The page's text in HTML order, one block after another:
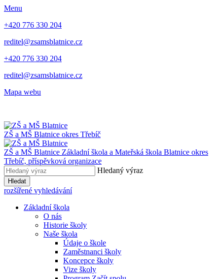
Menu
+420 776 330 204
reditel@zsamsblatnice.cz
+420 776 330 204
reditel@zsamsblatnice.cz
Mapa webu
ZŠ a MŠ Blatnice okres Třebíč
ZŠ a MŠ Blatnice Základní škola a Mateřská škola Blatnice okres
Třebíč, příspěvková organizace
Hledaný výraz
Hledat
rozšířené vyhledávání
Základní škola
O nás
Historie školy
Naše škola
Údaje o škole
Zaměstnanci školy
Koncepce školy
Vize školy